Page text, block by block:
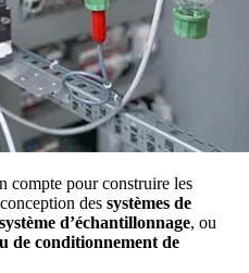
compte pour construire les
des systèmes de
système d’échantillonnage, ou
de conditionnement de